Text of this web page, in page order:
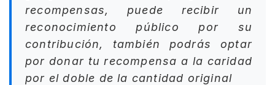
recompensas, puede recibir un
reconocimiento público por su
contribución, también podrás optar
por donar tu recompensa a la caridad
por el doble de la cantidad original